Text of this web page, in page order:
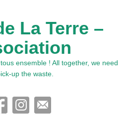
La Terre –
ensemble ! All together, we need
up the waste.